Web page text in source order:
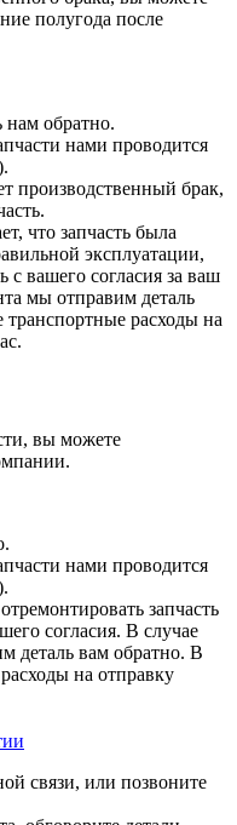
полугода после
нам обратно.
нами проводится
производственный брак,
что запчасть была
эксплуатации,
вашего согласия за ваш
мы отправим деталь
расходы на
вы можете
нами проводится
запчасть
согласия. В случае
деталь вам обратно. В
на отправку
связи, или позвоните